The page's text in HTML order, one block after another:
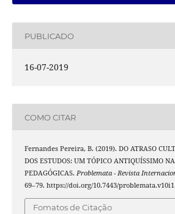
PUBLICADO
16-07-2019
COMO CITAR
Fernandes Pereira, B. (2019). DO ATRASO
DOS ESTUDOS: UM TÓPICO ANTIQUÍSSIMO
PEDAGÓGICAS. Problemata - Revista
69–79. https://doi.org/10.7443/
Fomatos de Citação